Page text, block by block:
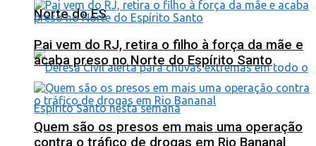
Norte do ES
Pai vem do RJ, retira o filho à força da mãe e
acaba preso no Norte do Espírito Santo
Quem são os presos em mais uma operação
contra o tráfico de drogas em Rio Bananal